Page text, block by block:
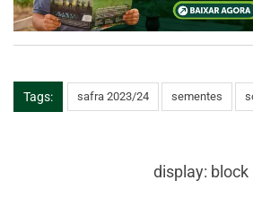
Tags: safra 2023/24 sementes
display: block